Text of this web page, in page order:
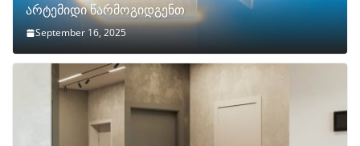
არტემიდი წარმოგიდგენთ
September 16, 2025